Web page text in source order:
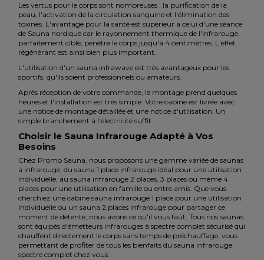
Les vertus pour le corps sont nombreuses : la purification de la
peau, l'activation de la circulation sanguine et l'élimination des
toxines. L'avantage pour la santé est supérieur à celui d'une séance
de Sauna nordique car le rayonnement thermique de l'infrarouge,
parfaitement ciblé, pénètre le corps jusqu'à 4 centimètres. L'effet
régénérant est ainsi bien plus important.
L'utilisation d'un sauna infrawave est très avantageux pour les
sportifs, qu'ils soient professionnels ou amateurs.
Après réception de votre commande, le montage prend quelques
heures et l'installation est très simple. Votre cabine est livrée avec
une notice de montage détaillée et une notice d'utilisation. Un
simple branchement à l'électricité suffit.
Choisir le Sauna Infrarouge Adapté à Vos
Besoins
Chez Promo Sauna, nous proposons une gamme variée de saunas
à infrarouge, du sauna 1 place infrarouge idéal pour une utilisation
individuelle, au sauna infrarouge 2 places, 3 places ou même 4
places pour une utilisation en famille ou entre amis. Que vous
cherchiez une cabine sauna infrarouge 1 place pour une utilisation
individuelle ou un sauna 2 places infrarouge pour partager ce
moment de détente, nous avons ce qu'il vous faut. Tous nos saunas
sont équipés d'émetteurs infrarouges à spectre complet sécurisé qui
chauffent directement le corps sans temps de préchauffage, vous
permettant de profiter de tous les bienfaits du sauna infrarouge
spectre complet chez vous.